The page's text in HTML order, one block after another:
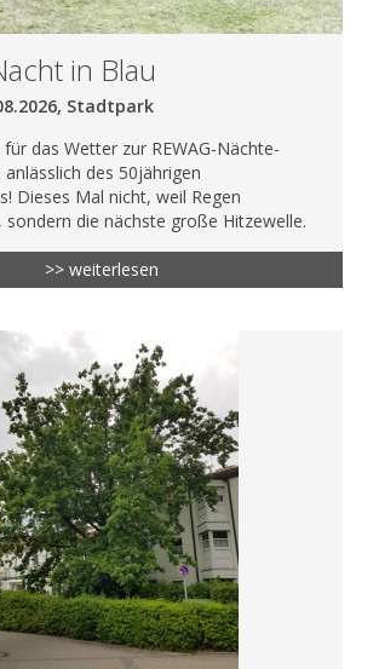
in Blau
Stadtpark
das Wetter zur REWAG-Nächte-
des 50jährigen
Dieses Mal nicht, weil Regen
die nächste große Hitzewelle.
>> weiterlesen